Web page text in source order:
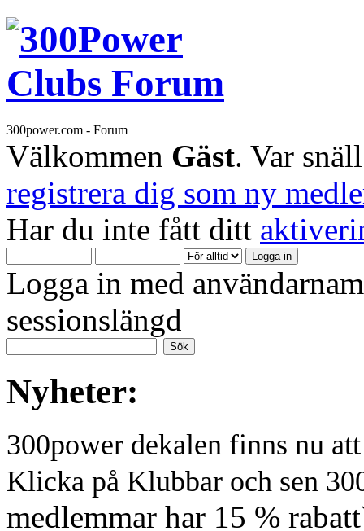
300power.com - Forum
Välkommen Gäst. Var
registrera dig som ny
Har du inte fått ditt
Logga in med
sessionslängd
Nyheter:
300power dekalen finns nu
Klicka på Klubbar och sen
medlemmar har 15 %